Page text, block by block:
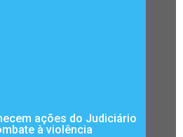
ações do Judiciário
à violência